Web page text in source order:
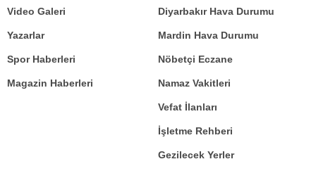
Video Galeri
Yazarlar
Diyarbakır Hava Durumu
Mardin Hava Durumu
Spor Haberleri
Magazin Haberleri
Nöbetçi Eczane
Namaz Vakitleri
Vefat İlanları
İşletme Rehberi
Gezilecek Yerler